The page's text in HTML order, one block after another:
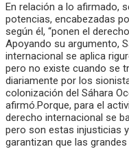
En relación a lo afirmado,
potencias, encabezadas
según él, “ponen el
Apoyando su argumento,
internacional se aplica
pero no existe cuando se
diariamente por los
colonización del Sáhara
afirmó.Porque, para el
derecho internacional se
pero son estas injusticias
garantizan que las